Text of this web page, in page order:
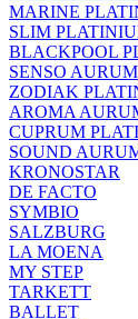
MARINE
SLIM
BLACKPOOL
SENSO AURUM
ZODIAK
AROMA
CUPRUM
SOUND
KRONOSTAR
DE FACTO
SYMBIO
SALZBURG
LA MOENA
MY STEP
TARKETT
BALLET